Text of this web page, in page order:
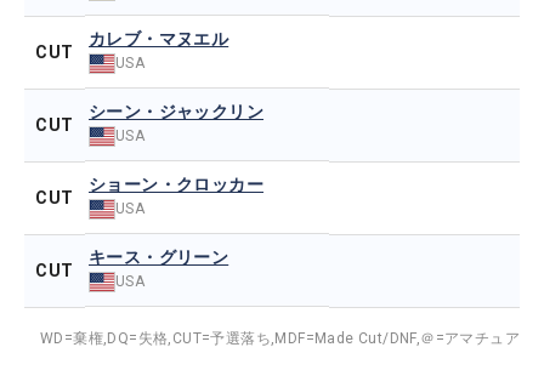
CUT
カレブ・マヌエル
USA
CUT
シーン・ジャックリン
USA
CUT
ショーン・クロッカー
USA
CUT
キース・グリーン
USA
WD=棄権, DQ=失格, CUT=予選落ち, MDF=Made Cut/DNF,＠=アマチュア